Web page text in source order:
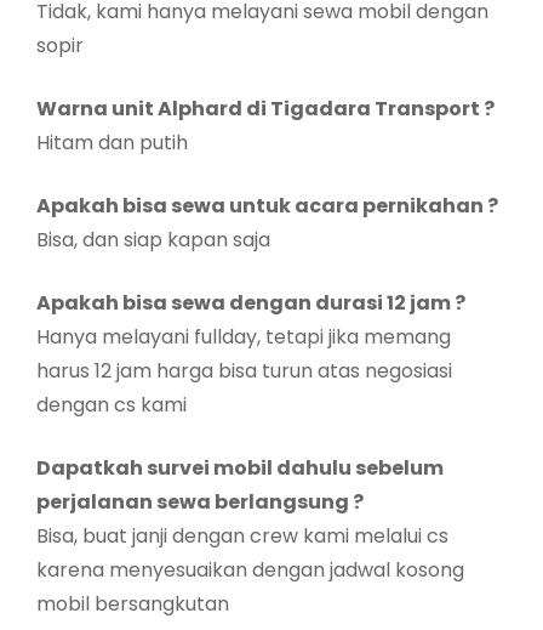
Tidak, kami hanya melayani sewa mobil dengan
sopir
Warna unit Alphard di Tigadara Transport ?
Hitam dan putih
Apakah bisa sewa untuk acara pernikahan ?
Bisa, dan siap kapan saja
Apakah bisa sewa dengan durasi 12 jam ?
Hanya melayani fullday, tetapi jika memang
harus 12 jam harga bisa turun atas negosiasi
dengan cs kami
Dapatkah survei mobil dahulu sebelum
perjalanan sewa berlangsung ?
Bisa, buat janji dengan crew kami melalui cs
karena menyesuaikan dengan jadwal kosong
mobil bersangkutan